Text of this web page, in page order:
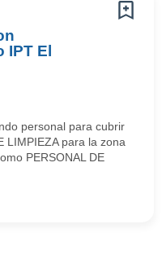
IPT El
personal para cubrir
LIMPIEZA para la zona
PERSONAL DE